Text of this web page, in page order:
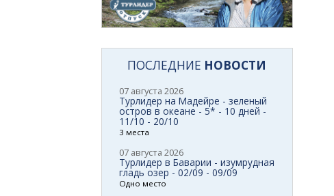
ПОСЛЕДНИЕ НОВОСТИ
07 августа 2026
Турлидер на Мадейре - зеленый
остров в океане - 5* - 10 дней -
11/10 - 20/10
3 места
07 августа 2026
Турлидер в Баварии - изумрудная
гладь озер - 02/09 - 09/09
Одно место